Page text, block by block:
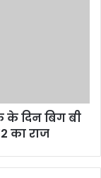
के दिन बिग बी
का राज